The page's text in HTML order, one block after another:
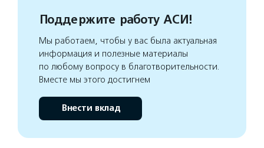
Поддержите работу АСИ!
Мы работаем, чтобы у вас была актуальная
информация и полезные материалы
по любому вопросу в благотворительности.
Вместе мы этого достигнем
Внести вклад